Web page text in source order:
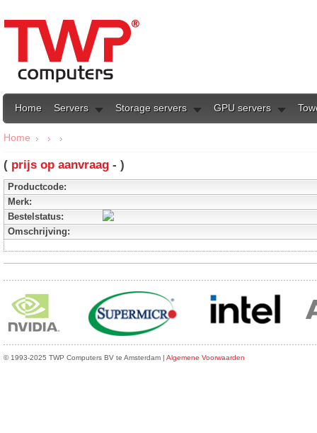
Home Servers Storage servers GPU servers
Home
( prijs op aanvraag - )
Productcode:
Merk:
Bestelstatus:
Omschrijving:
© 1993-2025 TWP Computers BV te Amsterdam | Algemene Voorwaarden